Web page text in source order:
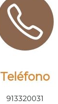
Teléfono
913320031